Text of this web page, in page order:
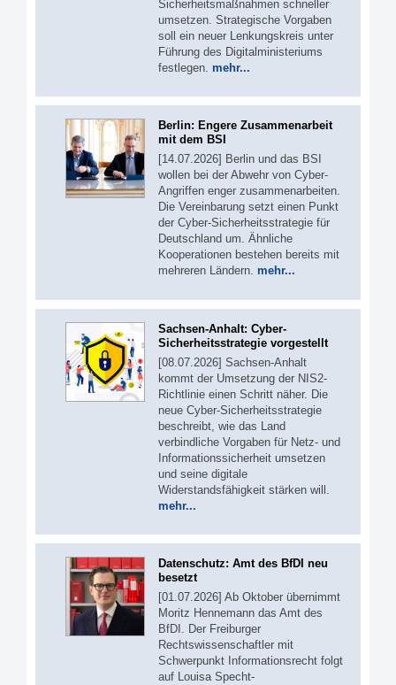
Sicherheitsmaßnahmen schneller
umsetzen. Strategische Vorgaben
soll ein neuer Lenkungskreis unter
Führung des Digitalministeriums
festlegen. mehr...
Berlin: Engere Zusammenarbeit
mit dem BSI
[14.07.2026] Berlin und das BSI
wollen bei der Abwehr von Cyber-
Angriffen enger zusammenarbeiten.
Die Vereinbarung setzt einen Punkt
der Cyber-Sicherheitsstrategie für
Deutschland um. Ähnliche
Kooperationen bestehen bereits mit
mehreren Ländern. mehr...
Sachsen-Anhalt: Cyber-
Sicherheitsstrategie vorgestellt
[08.07.2026] Sachsen-Anhalt
kommt der Umsetzung der NIS2-
Richtlinie einen Schritt näher. Die
neue Cyber-Sicherheitsstrategie
beschreibt, wie das Land
verbindliche Vorgaben für Netz- und
Informationssicherheit umsetzen
und seine digitale
Widerstandsfähigkeit stärken will.
mehr...
Datenschutz: Amt des BfDI neu
besetzt
[01.07.2026] Ab Oktober übernimmt
Moritz Hennemann das Amt des
BfDI. Der Freiburger
Rechtswissenschaftler mit
Schwerpunkt Informationsrecht folgt
auf Louisa Specht-